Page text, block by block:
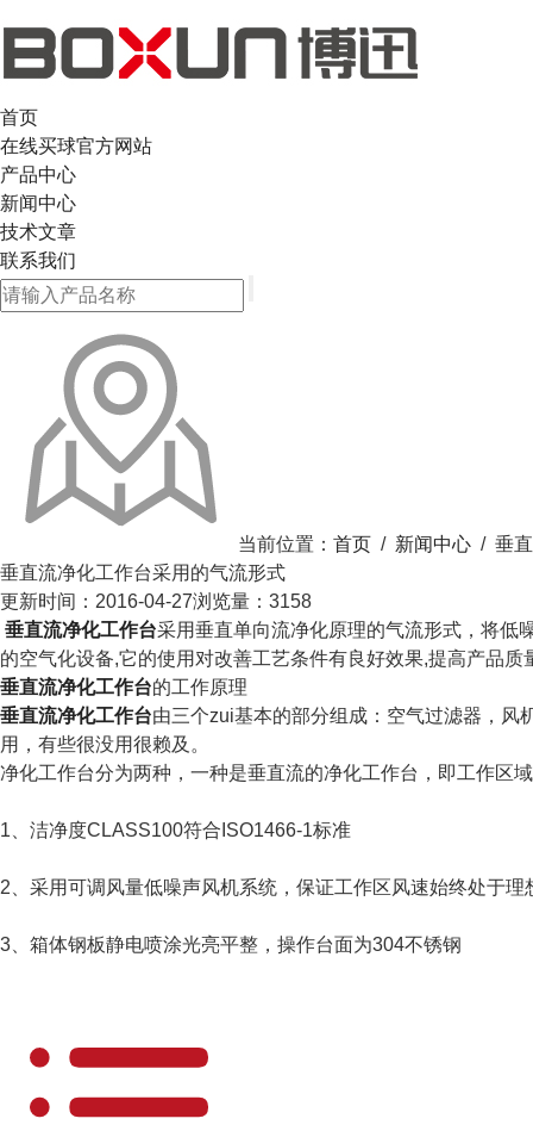
首页
在线买球官方网站
产品中心
新闻中心
技术文章
联系我们
当前位置： 首页 / 新闻中心 / 垂
垂直流净化工作台采用的气流形式
更新时间：2016-04-27浏览量：3158
垂直流净化工作台采用垂直单向流净化原理的气流形式，将低
的空气化设备,它的使用对改善工艺条件有良好效果,提高产品质
垂直流净化工作台的工作原理
垂直流净化工作台由三个zui基本的部分组成：空气过滤器，风
用，有些很没用很赖及。
净化工作台分为两种，一种是垂直流的净化工作台，即工作区
1、洁净度CLASS100符合ISO1466-1标准
2、采用可调风量低噪声风机系统，保证工作区风速始终处于理
3、箱体钢板静电喷涂光亮平整，操作台面为304不锈钢